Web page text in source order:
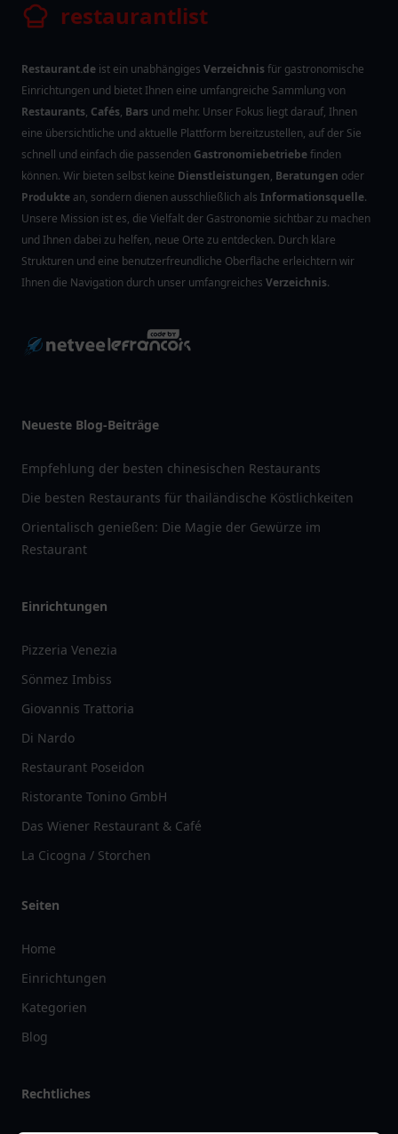
restaurantlist
Restaurant.de ist ein unabhängiges Verzeichnisfür gastronomische
Einrichtungen und bietet Ihnen eine umfangreiche Sammlung von
Restaurants, Cafés, Bars und mehr. Unser Fokus liegt darauf, Ihnen
eine übersichtliche und aktuelle Plattform bereitzustellen, auf der Sie
schnell und einfach die passenden Gastronomiebetriebefinden
können. Wir bieten selbst keine Dienstleistungen, Beratungen oder
Produkte an, sondern dienen ausschließlich als Informationsquelle.
Unsere Mission ist es, die Vielfalt der Gastronomie sichtbar zu machen
und Ihnen dabei zu helfen, neue Orte zu entdecken. Durch klare
Strukturen und eine benutzerfreundliche Oberfläche erleichtern wir
Ihnen die Navigation durch unser umfangreiches Verzeichnis.
Neueste Blog-Beiträge
Empfehlung der besten chinesischen Restaurants
Die besten Restaurants für thailändische Köstlichkeiten
Orientalisch genießen: Die Magie der Gewürze im
Restaurant
Einrichtungen
Pizzeria Venezia
Sönmez Imbiss
Giovannis Trattoria
Di Nardo
Restaurant Poseidon
Ristorante Tonino GmbH
Das Wiener Restaurant & Café
La Cicogna / Storchen
Seiten
Home
Einrichtungen
Kategorien
Blog
Rechtliches